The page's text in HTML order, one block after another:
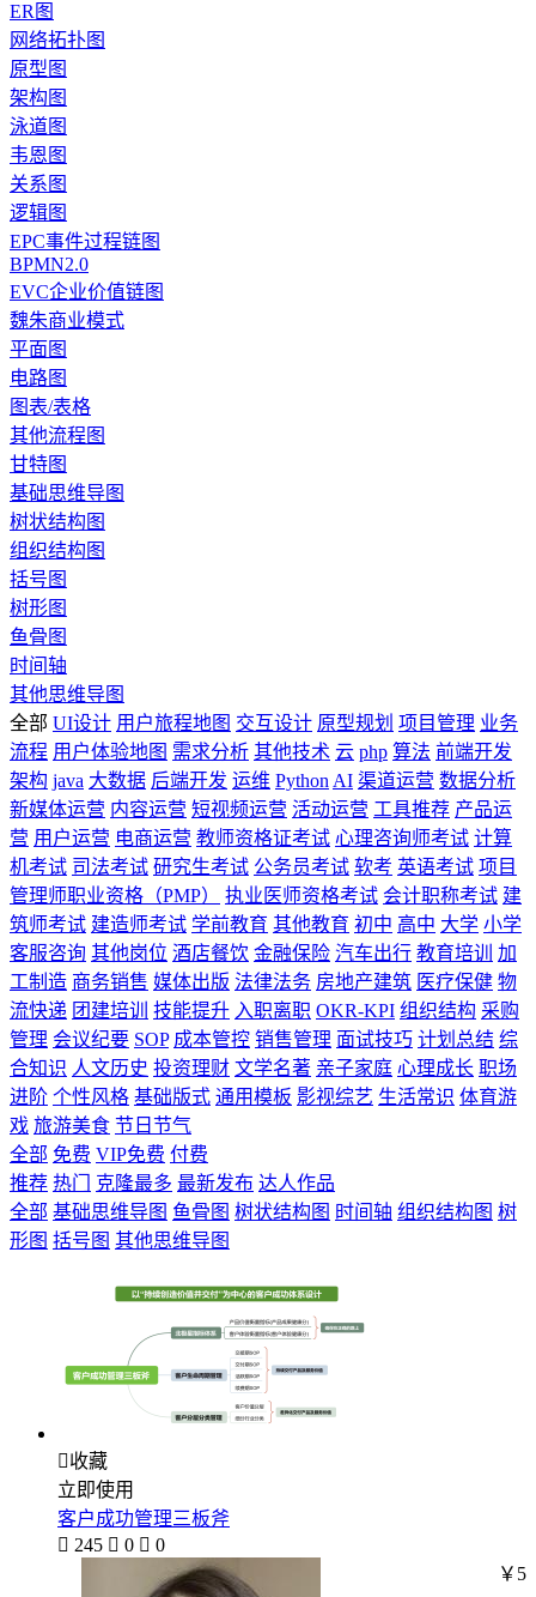
ER图
网络拓扑图
原型图
架构图
泳道图
韦恩图
关系图
逻辑图
EPC事件过程链图
BPMN2.0
EVC企业价值链图
魏朱商业模式
平面图
电路图
图表/表格
其他流程图
甘特图
基础思维导图
树状结构图
组织结构图
括号图
树形图
鱼骨图
时间轴
其他思维导图
全部 UI设计 用户旅程地图 交互设计 原型规划 项目管理 业务
流程 用户体验地图 需求分析 其他技术 云 php 算法 前端开发
架构 java 大数据 后端开发 运维 Python AI 渠道运营 数据分析
新媒体运营 内容运营 短视频运营 活动运营 工具推荐 产品运
营 用户运营 电商运营 教师资格证考试 心理咨询师考试 计算
机考试 司法考试 研究生考试 公务员考试 软考 英语考试 项目
管理师职业资格（PMP）
执业医师资格考试 会计职称考试 建
筑师考试 建造师考试 学前教育 其他教育 初中 高中 大学 小学
客服咨询 其他岗位 酒店餐饮 金融保险 汽车出行 教育培训
加
工制造 商务销售 媒体出版 法律法务 房地产建筑 医疗保健 物
流快递 团建培训 技能提升 入职离职 OKR-KPI 组织结构 采购
管理 会议纪要 SOP 成本管控 销售管理 面试技巧 计划总结 综
合知识 人文历史 投资理财 文学名著 亲子家庭 心理成长 职场
进阶 个性风格 基础版式 通用模板 影视综艺 生活常识 体育游
戏 旅游美食 节日节气
全部 免费 VIP免费 付费
推荐 热门 克隆最多 最新发布 达人作品
全部 基础思维导图 鱼骨图 树状结构图 时间轴 组织结构图 树
形图 括号图 其他思维导图
收藏
立即使用
客户成功管理三板斧
 245  0  0
￥5